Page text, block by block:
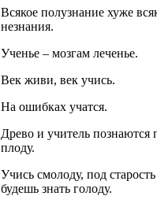
Всякое полузнание хуже
незнания.
Ученье – мозгам леченье.
Век живи, век учись.
На ошибках учатся.
Древо и учитель познаются
плоду.
Учись смолоду, под
будешь знать голоду.